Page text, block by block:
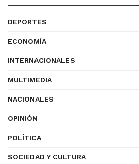
DEPORTES
ECONOMÍA
INTERNACIONALES
MULTIMEDIA
NACIONALES
OPINIÓN
POLÍTICA
SOCIEDAD Y CULTURA